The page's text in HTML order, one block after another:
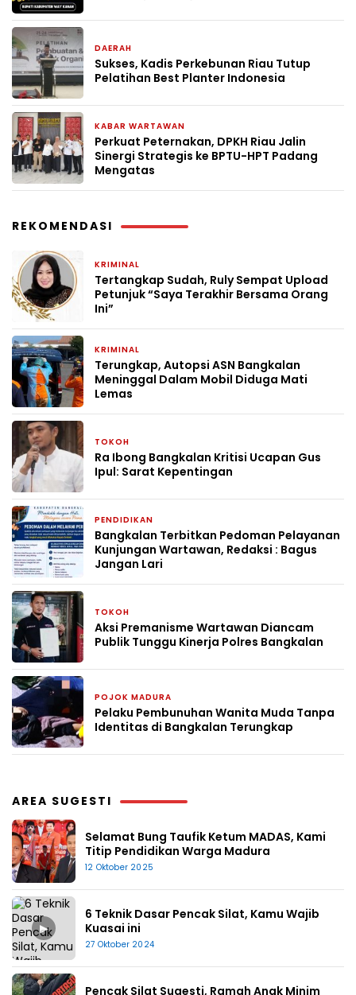
DAERAH
Sukses, Kadis Perkebunan Riau Tutup
Pelatihan Best Planter Indonesia
KABAR WARTAWAN
Perkuat Peternakan, DPKH Riau Jalin
Sinergi Strategis ke BPTU-HPT Padang
Mengatas
REKOMENDASI
KRIMINAL
Tertangkap Sudah, Ruly Sempat Upload
Petunjuk “Saya Terakhir Bersama Orang
Ini”
KRIMINAL
Terungkap, Autopsi ASN Bangkalan
Meninggal Dalam Mobil Diduga Mati
Lemas
TOKOH
Ra Ibong Bangkalan Kritisi Ucapan Gus
Ipul: Sarat Kepentingan
PENDIDIKAN
Bangkalan Terbitkan Pedoman Pelayanan
Kunjungan Wartawan, Redaksi : Bagus
Jangan Lari
TOKOH
Aksi Premanisme Wartawan Diancam
Publik Tunggu Kinerja Polres Bangkalan
POJOK MADURA
Pelaku Pembunuhan Wanita Muda Tanpa
Identitas di Bangkalan Terungkap
AREA SUGESTI
Selamat Bung Taufik Ketum MADAS, Kami
Titip Pendidikan Warga Madura
12 Oktober 2025
▶
6 Teknik Dasar Pencak Silat, Kamu Wajib
Kuasai ini
27 Oktober 2024
Pencak Silat Sugesti, Ramah Anak Minim